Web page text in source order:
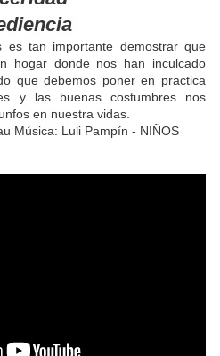
es tan importante demostrar que
hogar donde nos han inculcado
que debemos poner en practica
y las buenas costumbres nos
en nuestra vidas.
Música: Luli Pampín - NIÑOS